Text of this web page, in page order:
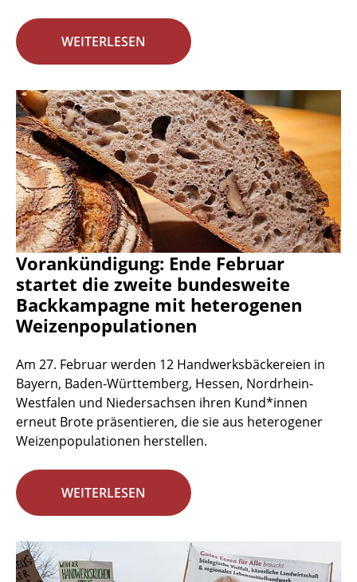
WEITERLESEN
Vorankündigung: Ende Februar
startet die zweite bundesweite
Backkampagne mit heterogenen
Weizenpopulationen
Am 27. Februar werden 12 Handwerksbäckereien in
Bayern, Baden-Württemberg, Hessen, Nordrhein-
Westfalen und Niedersachsen ihren Kund*innen
erneut Brote präsentieren, die sie aus heterogener
Weizenpopulationen herstellen.
WEITERLESEN